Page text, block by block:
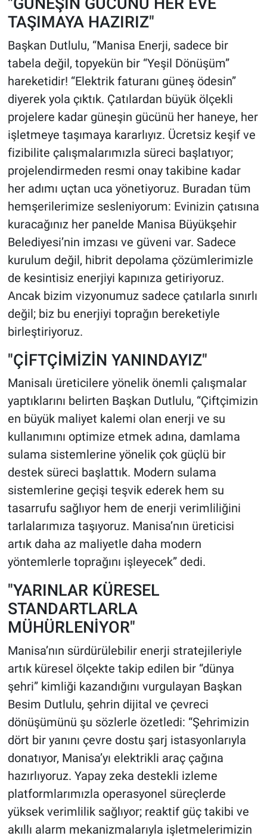
TAŞIMAYA HAZIRIZ"
Başkan Dutlulu, “Manisa Enerji, sadece bir
tabela değil, topyekün bir “Yeşil Dönüşüm”
hareketidir! “Elektrik faturanı güneş ödesin”
diyerek yola çıktık. Çatılardan büyük ölçekli
projelere kadar güneşin gücünü her haneye, her
işletmeye taşımaya kararlıyız. Ücretsiz keşif ve
fizibilite çalışmalarımızla süreci başlatıyor;
projelendirmeden resmi onay takibine kadar
her adımı uçtan uca yönetiyoruz. Buradan tüm
hemşerilerimize sesleniyorum: Evinizin çatısına
kuracağınız her panelde Manisa Büyükşehir
Belediyesi’nin imzası ve güveni var. Sadece
kurulum değil, hibrit depolama çözümlerimizle
de kesintisiz enerjiyi kapınıza getiriyoruz.
Ancak bizim vizyonumuz sadece çatılarla sınırlı
değil; biz bu enerjiyi toprağın bereketiyle
birleştiriyoruz.
"ÇİFTÇİMİZİN YANINDAYIZ"
Manisalı üreticilere yönelik önemli çalışmalar
yaptıklarını belirten Başkan Dutlulu, “Çiftçimizin
en büyük maliyet kalemi olan enerji ve su
kullanımını optimize etmek adına, damlama
sulama sistemlerine yönelik çok güçlü bir
destek süreci başlattık. Modern sulama
sistemlerine geçişi teşvik ederek hem su
tasarrufu sağlıyor hem de enerji verimliliğini
tarlalarımıza taşıyoruz. Manisa’nın üreticisi
artık daha az maliyetle daha modern
yöntemlerle toprağını işleyecek” dedi.
"YARINLAR KÜRESEL
STANDARTLARLA
MÜHÜRLENİYOR"
Manisa’nın sürdürülebilir enerji stratejileriyle
artık küresel ölçekte takip edilen bir “dünya
şehri” kimliği kazandığını vurgulayan Başkan
Besim Dutlulu, şehrin dijital ve çevreci
dönüşümünü şu sözlerle özetledi: “Şehrimizin
dört bir yanını çevre dostu şarj istasyonlarıyla
donatıyor, Manisa’yı elektrikli araç çağına
hazırlıyoruz. Yapay zeka destekli izleme
platformlarımızla operasyonel süreçlerde
yüksek verimlilik sağlıyor; reaktif güç takibi ve
akıllı alarm mekanizmalarıyla işletmelerimizin